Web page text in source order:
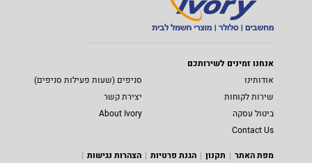
אנחנו זמינים לשירותכם
אודותינו
סניפים (שעות פעילות סניפים)
שירות לקוחות
יצירת קשר
ביטול עסקה
About Ivory
Contact Us
מפת האתר
תקנון הגנת פרטיות
הצהרות נגישות